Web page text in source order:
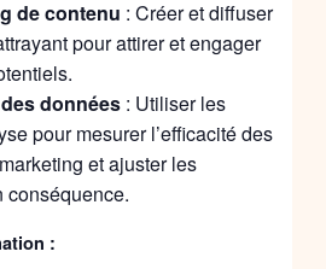
de contenu : Créer et diffuser
pour attirer et engager
données : Utiliser les
pour mesurer l’efficacité des
et ajuster les
conséquence.
: